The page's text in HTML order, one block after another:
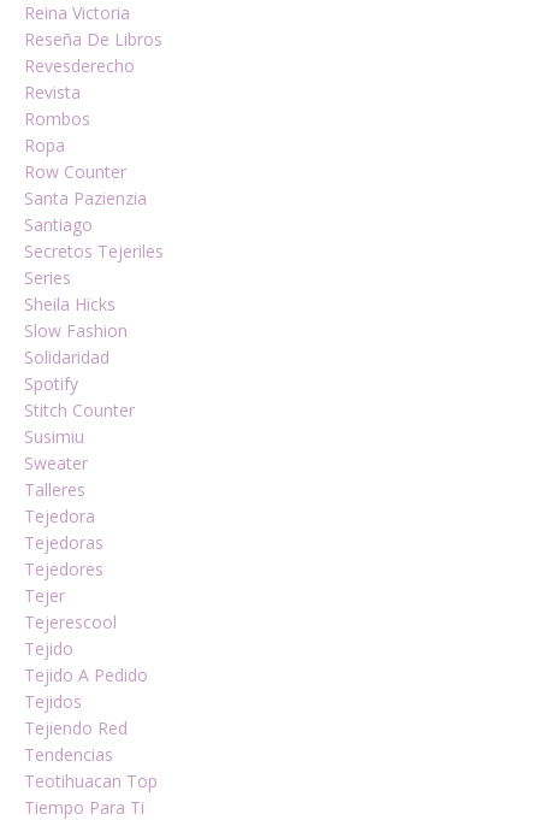
Reina Victoria
Reseña De Libros
Revesderecho
Revista
Rombos
Ropa
Row Counter
Santa Pazienzia
Santiago
Secretos Tejeriles
Series
Sheila Hicks
Slow Fashion
Solidaridad
Spotify
Stitch Counter
Susimiu
Sweater
Talleres
Tejedora
Tejedoras
Tejedores
Tejer
Tejerescool
Tejido
Tejido A Pedido
Tejidos
Tejiendo Red
Tendencias
Teotihuacan Top
Tiempo Para Ti